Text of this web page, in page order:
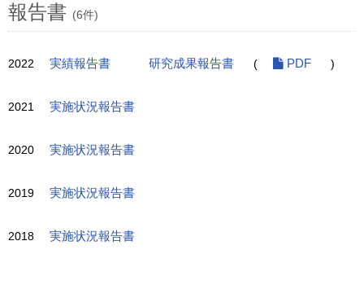
報告書 (6件)
2022 実績報告書 研究成果報告書 ( PDF )
2021 実施状況報告書
2020 実施状況報告書
2019 実施状況報告書
2018 実施状況報告書